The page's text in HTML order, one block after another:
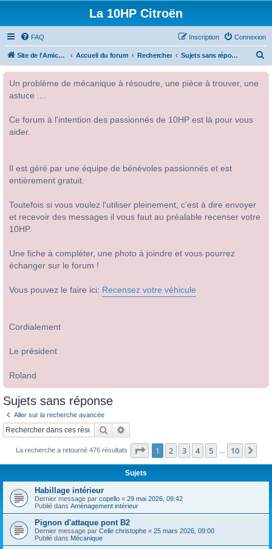
La 10HP Citroën
FAQ Connexion
Inscription
Site de l'Amicale Citroën 10HP Accueil du forum Rechercher Sujets sans réponse
Un problème de mécanique à résoudre, une pièce à trouver, une
astuce ....
Ce forum à l'intention des passionnés de 10HP est là pour vous
aider.
Il est géré par une équipe de bénévoles passionnés et est
entièrement gratuit.
Toutefois si vous voulez l'utiliser pleinement, c'est à dire envoyer
et recevoir des messages il vous faut au préalable recenser votre
10HP.
Une fiche à compléter, une photo à joindre et vous pourrez
échanger sur le forum !
Vous pouvez le faire ici: Recensez votre véhicule
Cordialement
Le président
Roland
Sujets sans réponse
Aller sur la recherche avancée
Rechercher
La recherche a retourné 476 résultats Page 1sur10
1 2 3 4 5 10
Sujets
Habillage intérieur
Dernier message par copello « 29 mai 2026, 09:42
Publié dans Aménagement intérieur
Pignon d'attaque pont B2
Dernier message par Celle christophe « 25 mars 2026, 09:00
Publié dans Mécanique